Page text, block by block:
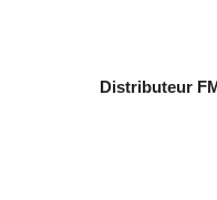
Distributeur